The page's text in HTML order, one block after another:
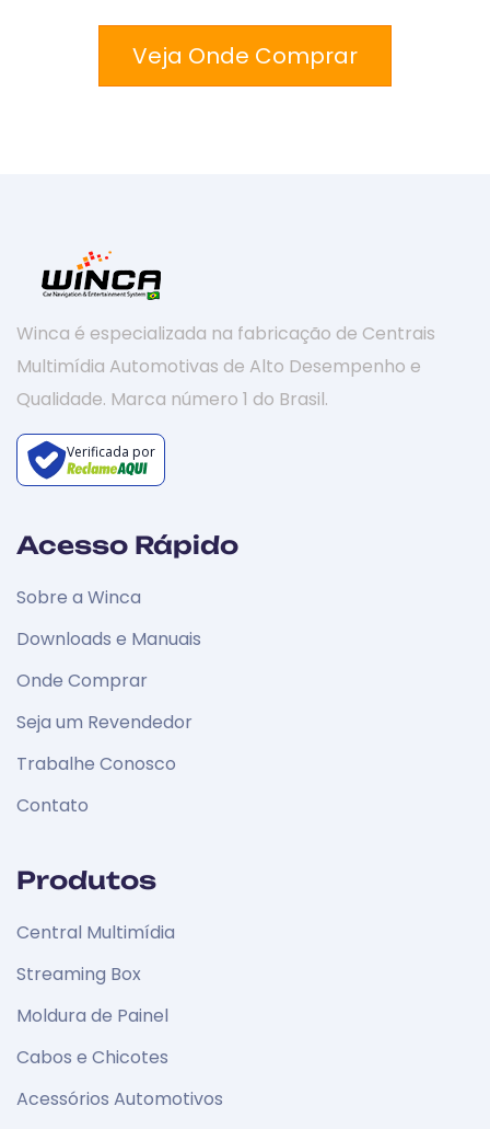
Veja Onde Comprar
Winca é especializada na fabricação de Centrais
Multimídia Automotivas de Alto Desempenho e
Qualidade. Marca número 1 do Brasil.
Verificada por
Acesso Rápido
Sobre a Winca
Downloads e Manuais
Onde Comprar
Seja um Revendedor
Trabalhe Conosco
Contato
Produtos
Central Multimídia
Streaming Box
Moldura de Painel
Cabos e Chicotes
Acessórios Automotivos